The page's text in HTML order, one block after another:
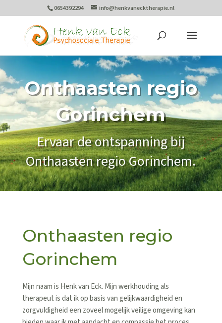
0654392294 info@henkvanecktherapie.nl
Onthaasten regio
Gorinchem
Ervaar de ontspanning bij
Onthaasten regio Gorinchem.
Onthaasten regio
Gorinchem
Mijn naam is Henk van Eck. Mijn werkhouding als
therapeut is dat ik op basis van gelijkwaardigheid en
zorgvuldigheid een zoveel mogelijk veilige omgeving kan